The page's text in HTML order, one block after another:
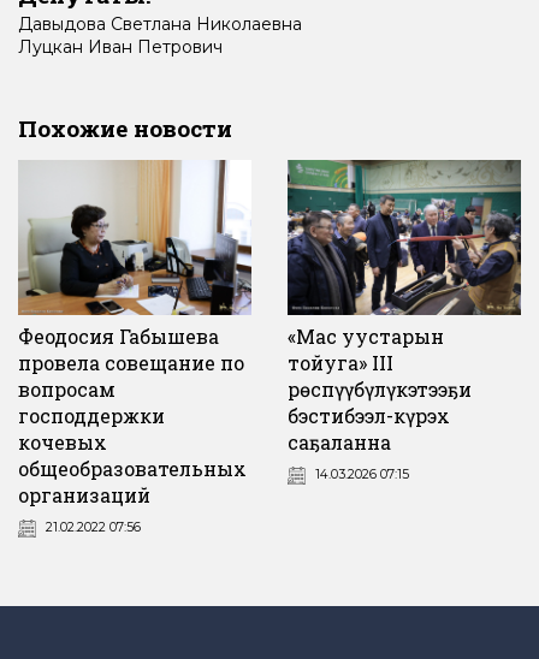
Давыдова Светлана Николаевна
Луцкан Иван Петрович
Похожие новости
Феодосия Габышева
провела совещание по
вопросам
господдержки
кочевых
общеобразовательных
организаций
21.02.2022 07:56
«Мас уустарын
тойуга» III
Өрөспүүбүлүкэтээҕи
бэстибээл-күрэх
саҕаланна
14.03.2026 07:15